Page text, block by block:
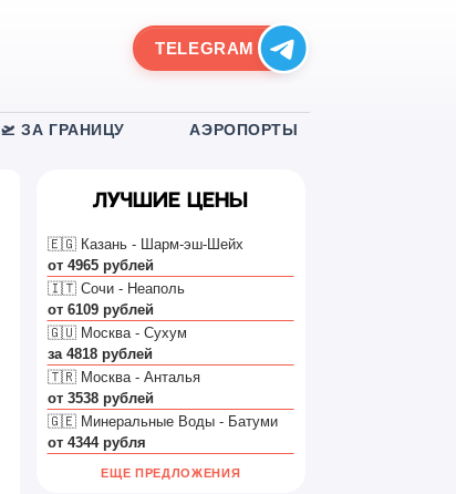
TELEGRAM
🛫 ЗА ГРАНИЦУ АЭРОПОРТЫ
Лучшие цены
🇪🇬 Казань - Шарм-эш-Шейх
от 4965 рублей
🇮🇹 Сочи - Неаполь
от 6109 рублей
🇬🇺 Москва - Сухум
за 4818 рублей
🇹🇷 Москва - Анталья
от 3538 рублей
🇬🇪 Минеральные Воды - Батуми
от 4344 рубля
ЕЩЕ ПРЕДЛОЖЕНИЯ